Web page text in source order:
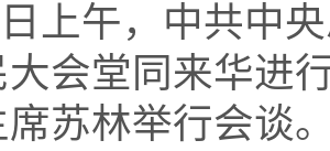
上午，中共中
大会堂同来华进
席苏林举行会谈